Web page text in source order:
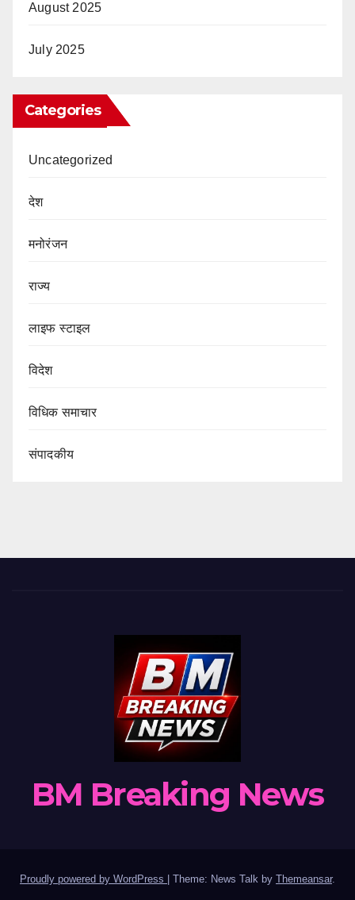
August 2025
July 2025
Categories
Uncategorized
देश
मनोरंजन
राज्य
लाइफ स्टाइल
विदेश
विधिक समाचार
संपादकीय
BM Breaking News
Proudly powered by WordPress | Theme: News Talk by Themeansar.